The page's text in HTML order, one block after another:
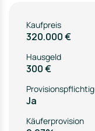
Kaufpreis
320.000 €
Hausgeld
300 €
Provisionspflichtig
Ja
Käuferprovision